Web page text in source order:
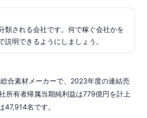
類される会社です。何で稼ぐ会社かを
説明できるようにしましょう。
合素材メーカーで、2023年度の連結売
所有者帰属当期純利益は779億円を計上
47,914名です。